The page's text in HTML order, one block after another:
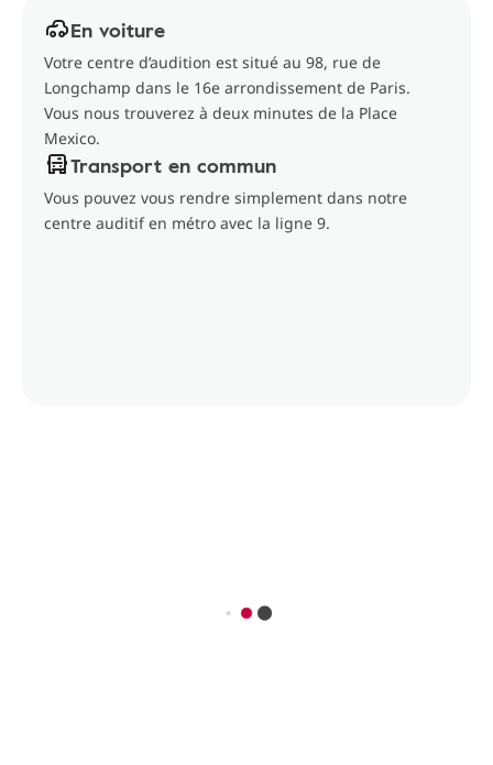
En voiture
Votre centre d’audition est situé au 98, rue de
Longchamp dans le 16e arrondissement de Paris.
Vous nous trouverez à deux minutes de la Place
Mexico.
Transport en commun
Vous pouvez vous rendre simplement dans notre
centre auditif en métro avec la ligne 9.